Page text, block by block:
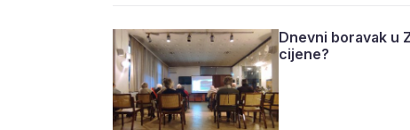
Dnevni boravak u
cijene?